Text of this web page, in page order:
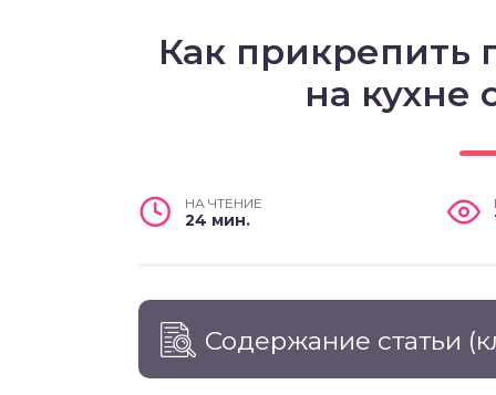
Как прикрепить
на кухне
НА ЧТЕНИЕ
24 мин.
Содержание статьи